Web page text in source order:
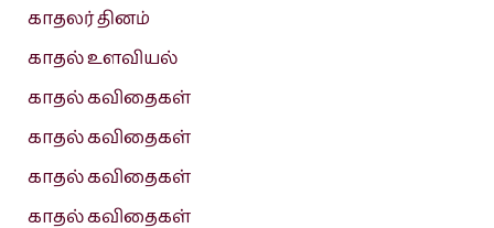
காதலர் தினம்
காதல் உளவியல்
காதல் கவிதைகள்
காதல் கவிதைகள்
காதல் கவிதைகள்
காதல் கவிதைகள்